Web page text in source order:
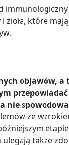
immunologiczny
zioła, które
objawów, a
przepowiadać
nie
ze
etapie
także